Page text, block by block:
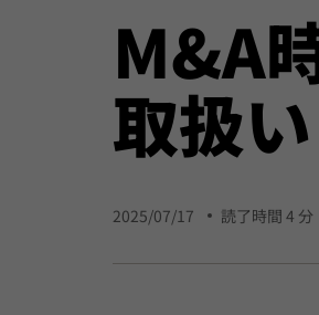
M&A
取扱い
2025/07/17 読了時間 4 分